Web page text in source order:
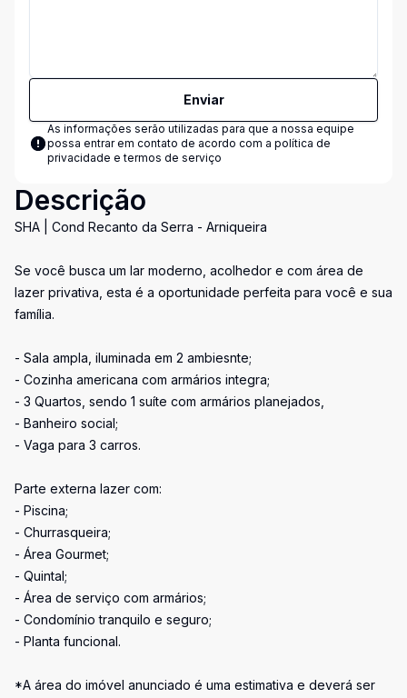
Enviar
As informações serão utilizadas para que a nossa equipe
possa entrar em contato de acordo com a política de
privacidade e termos de serviço
Descrição
SHA | Cond Recanto da Serra - Arniqueira
Se você busca um lar moderno, acolhedor e com área de
lazer privativa, esta é a oportunidade perfeita para você e sua
família.
- Sala ampla, iluminada em 2 ambiesnte;
- Cozinha americana com armários integra;
- 3 Quartos, sendo 1 suíte com armários planejados,
- Banheiro social;
- Vaga para 3 carros.
Parte externa lazer com:
- Piscina;
- Churrasqueira;
- Área Gourmet;
- Quintal;
- Área de serviço com armários;
- Condomínio tranquilo e seguro;
- Planta funcional.
*A área do imóvel anunciado é uma estimativa e deverá ser